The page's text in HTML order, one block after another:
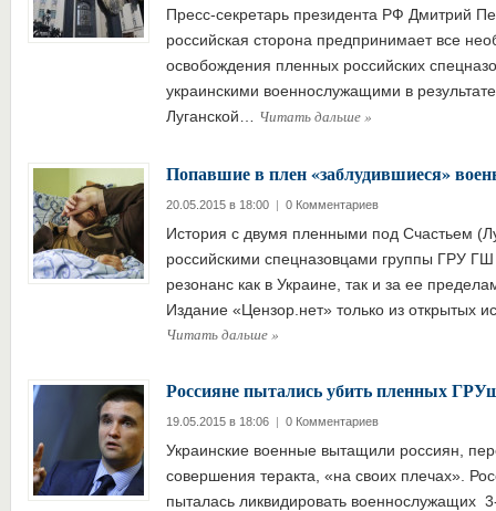
Пресс-секретарь президента РФ Дмитрий
российская сторона предпринимает все
освобождения пленных российских
украинскими военнослужащими в
Луганской… Читать дальше»
Попавшие в плен «заблудившиеся»
20.05.2015 в 18:00 | 0 Комментариев
История с двумя пленными под Счастьем
российскими спецназовцами группы ГРУ
резонанс как в Украине, так и за ее
Издание «Цензор.нет» только из открытых
Читать дальше»
Россияне пытались убить пленных
19.05.2015 в 18:06 | 0 Комментариев
Украинские военные вытащили россиян,
совершения теракта, «на своих плечах».
пыталась ликвидировать военнослужащих